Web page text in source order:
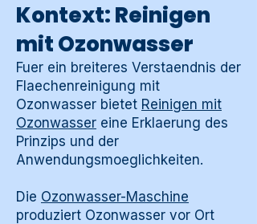
Kontext: Reinigen
mit Ozonwasser
Fuer ein breiteres Verstaendnis der
Flaechenreinigung mit
Ozonwasser bietet Reinigen mit
Ozonwasser eine Erklaerung des
Prinzips und der
Anwendungsmoeglichkeiten.
Die Ozonwasser-Maschine
produziert Ozonwasser vor Ort